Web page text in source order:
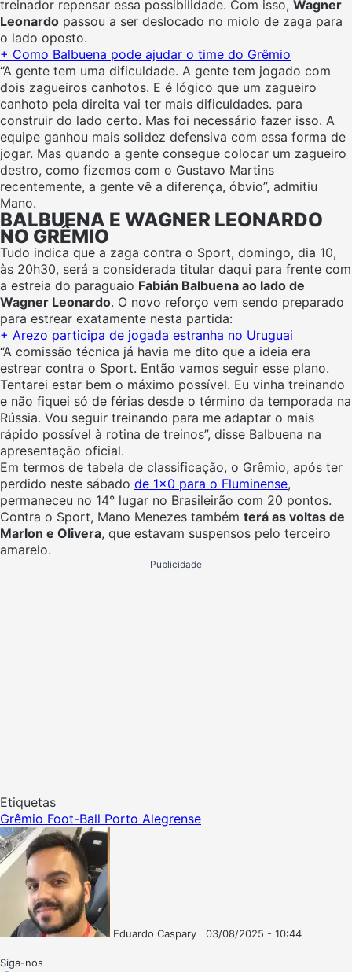
treinador repensar essa possibilidade. Com isso, Wagner
Leonardo passou a ser deslocado no miolo de zaga para
o lado oposto.
+ Como Balbuena pode ajudar o time do Grêmio
“A gente tem uma dificuldade. A gente tem jogado com
dois zagueiros canhotos. E é lógico que um zagueiro
canhoto pela direita vai ter mais dificuldades. para
construir do lado certo. Mas foi necessário fazer isso. A
equipe ganhou mais solidez defensiva com essa forma de
jogar. Mas quando a gente consegue colocar um zagueiro
destro, como fizemos com o Gustavo Martins
recentemente, a gente vê a diferença, óbvio”, admitiu
Mano.
BALBUENA E WAGNER LEONARDO
NO GRÊMIO
Tudo indica que a zaga contra o Sport, domingo, dia 10,
às 20h30, será a considerada titular daqui para frente com
a estreia do paraguaio Fabián Balbuena ao lado de
Wagner Leonardo. O novo reforço vem sendo preparado
para estrear exatamente nesta partida:
+ Arezo participa de jogada estranha no Uruguai
“A comissão técnica já havia me dito que a ideia era
estrear contra o Sport. Então vamos seguir esse plano.
Tentarei estar bem o máximo possível. Eu vinha treinando
e não fiquei só de férias desde o término da temporada na
Rússia. Vou seguir treinando para me adaptar o mais
rápido possível à rotina de treinos”, disse Balbuena na
apresentação oficial.
Em termos de tabela de classificação, o Grêmio, após ter
perdido neste sábado de 1×0 para o Fluminense,
permaneceu no 14° lugar no Brasileirão com 20 pontos.
Contra o Sport, Mano Menezes também terá as voltas de
Marlon e Olivera, que estavam suspensos pelo terceiro
amarelo.
Publicidade
Etiquetas
Grêmio Foot-Ball Porto Alegrense
Eduardo Caspary
03/08/2025 - 10:44
Siga-nos